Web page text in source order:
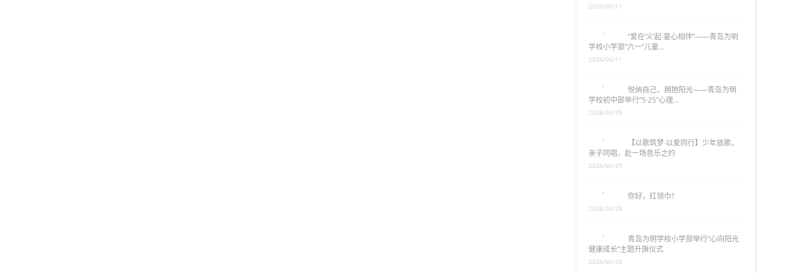
“爱在‘义’起·童心相伴”——青岛为明
学校小学部“六一”儿童…
2026/06/11
悦纳自己，拥抱阳光——青岛为明
学校初中部举行“5·25”心理…
【以歌筑梦·以爱同行】少年放歌，
亲子同唱，赴一场音乐之约
你好，红领巾！
青岛为明学校小学部举行“心向阳光
健康成长”主题升旗仪式